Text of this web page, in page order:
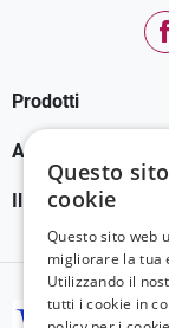
Prodotti
Assistenza Clienti
Il tuo account
Questo
cookie
Questo sito web
migliorare la tua
Utilizzando il
tutti i cookie in